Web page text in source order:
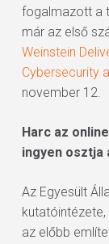
fogalmazott a
már az első
Weinstein
Cybersecurity
november 12.
Harc az
ingyen
Az Egyesült
kutatóintézete,
az előbb